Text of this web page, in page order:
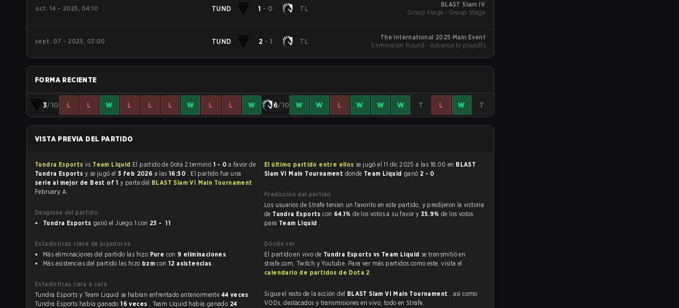
oct. 14 - 2025, 04:10 TUND 1 - 0 TL
BLAST Slam IV
Group Stage - Group Stage
sept. 07 - 2025, 03:00 TUND 2 - 1 TL
The International 2025 Main Event
Elimination Round - Advance to playoffs
FORMA RECIENTE
3/10 L L W L L L W L L W 6/10 W W L W W W T L W T
VISTA PREVIA DEL PARTIDO
Tundra Esports vs Team Liquid El partido de Dota 2 terminó 1 - 0 a favor de
Tundra Esports y se jugó el3 feb 2026 a las 16:50 . El partido fue una
serie al mejor de Best of 1y parte del BLAST Slam VI Main Tournament
February A.
Desglose del partido
Tundra Esports
ganó el Juego 1 con 23 - 11
Estadísticas clave de jugadores
Más eliminaciones del partido las hizo Pure con 9 eliminaciones.
Más asistencias del partido las hizo bzmcon 12 asistencias.
Estadísticas cara a cara
Tundra Esports y Team Liquid se habían enfrentado anteriormente 44 veces .
Tundra Esports había ganado16 veces , Team Liquid había ganado 24
El último partido entre ellos se jugó el 11 dic 2025 a las 18:00 en BLAST
Slam VI Main Tournament donde Team Liquid ganó 2 - 0 .
Predicción del partido
Los usuarios de Strafe tenían un favorito en este partido, y predijeron la victoria
de Tundra Esportscon 64.1%de los votos a su favor y 35.9% de los votos
para Team Liquid .
Dónde ver
El partido en vivo de Tundra Esports vs Team Liquid se transmitió en
strafe.com, Twitch y Youtube. Para ver más partidos como este, visita el
calendario de partidos de Dota 2 .
Sigue el resto de la acción del BLAST Slam VI Main Tournament , así como
VODs, destacados y transmisiones en vivo, todo en Strafe.